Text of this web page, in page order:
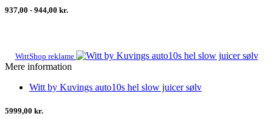
937,00 - 944,00 kr.
WittShop reklame
Mere information
Witt by Kuvings auto10s hel slow juicer sølv
5999,00 kr.